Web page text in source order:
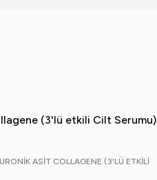
(3'lü etkili Cilt Serumu)
ASIT COLLAGENE (3'LÜ ETKILI